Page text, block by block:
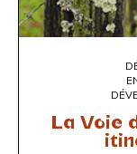
La Voie